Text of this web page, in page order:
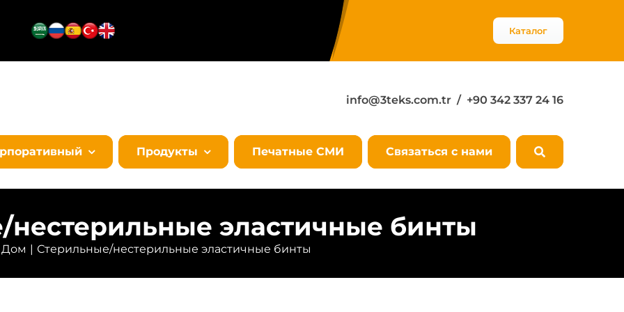
Каталог
info@3teks.com.tr / +90 342 337 24 16
Продукты Печатные СМИ Связаться с нами
нестерильные эластичные бинты
Дом Стерильные/нестерильные эластичные бинты